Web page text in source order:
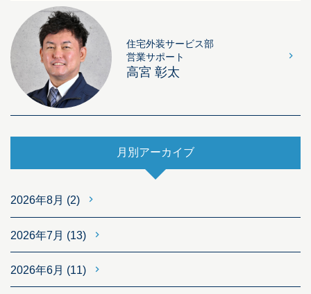
住宅外装サービス部
営業サポート
高宮 彰太
月別アーカイブ
2026年8月 (2)
2026年7月 (13)
2026年6月 (11)